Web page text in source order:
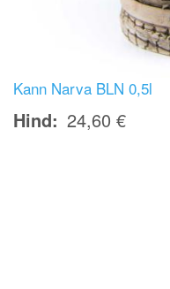
Kann Narva BLN 0,5l
Hind 24,60 €